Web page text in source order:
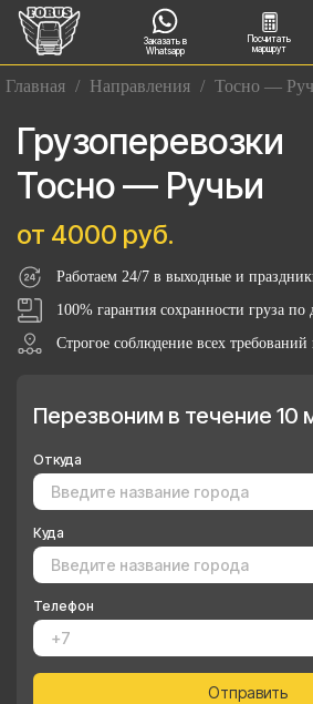
Заказать в
Whatsapp
Посчитать
маршрут
Главная / Направления / Тосно —
Грузоперевозки
Тосно — Ручьи
от 4000 руб.
Работаем 24/7 в выходные и
100% гарантия сохранности груза по
Строгое соблюдение всех
Перезвоним в течение 10
Откуда
Куда
Телефон